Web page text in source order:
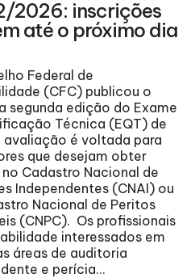
2026: inscrições
até o próximo dia
Federal de
(CFC) publicou o
segunda edição do Exame
Técnica (EQT) de
avaliação é voltada para
que desejam obter
Cadastro Nacional de
Independentes (CNAI) ou
Nacional de Peritos
(CNPC). Os profissionais
interessados em
áreas de auditoria
e perícia...